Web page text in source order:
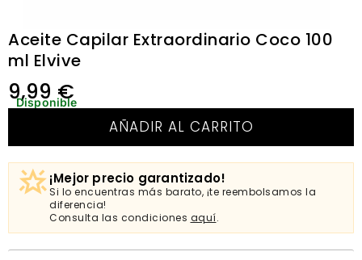
Aceite Capilar Extraordinario Coco 100
ml Elvive
9,99€
Disponible
AÑADIR AL CARRITO
¡Mejor precio garantizado!
Si lo encuentras más barato, ¡te reembolsamos la
diferencia!
Consulta las condiciones aquí.